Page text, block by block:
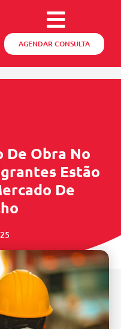
AGENDAR CONSULTA
De Obra No
Estão
De